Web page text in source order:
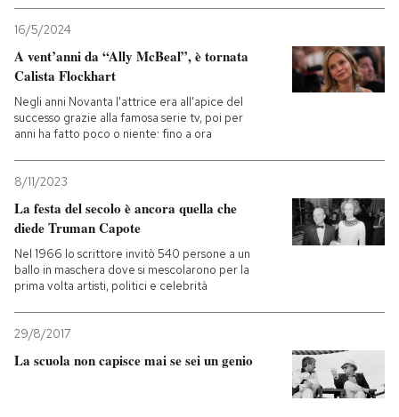
NEWSLETTER
I MIEI PREFERITI
CALENDARIO
AREA PERSONALE
16/5/2024
A vent’anni da “Ally McBeal”, è tornata
Calista Flockhart
Negli anni Novanta l'attrice era all'apice del
successo grazie alla famosa serie tv, poi per
anni ha fatto poco o niente: fino a ora
8/11/2023
La festa del secolo è ancora quella che
diede Truman Capote
Nel 1966 lo scrittore invitò 540 persone a un
ballo in maschera dove si mescolarono per la
prima volta artisti, politici e celebrità
29/8/2017
La scuola non capisce mai se sei un genio